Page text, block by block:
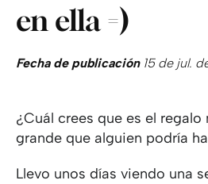
en ella =)
Fecha de publicación15 de jul.
¿Cuál crees que es el regalo
grande que alguien podría
Llevo unos días viendo una